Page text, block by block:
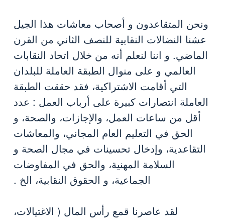
ونحن المتقاعدون و أصحاب معاشات هذا الجيل
عشنا النضالات النقابية للنصف الثاني من القرن
الماضي. و اننا لنعلم أنه من خلال اتحاد النقابات
العالمي و على منوال الطبقة العاملة للبلدان
التي أقامت الاشتراكية، فقد حققت الطبقة
العاملة انتصارات كبيرة على أرباب العمل : عدد
أقل من ساعات العمل، والإجازات، والصحة، و
الحق في التعليم العام المجاني، والمعاشات
التقاعدية، وإدخال تحسينات في مجال الصحة و
السلامة المهنية، والحق في المفاوضات
الجماعية، و الحقوق النقابية، الخ .
لقد عاصرنا قمع رأس المال ( الاغتيالات،